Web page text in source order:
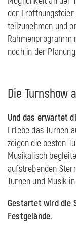
der Eröffnungsfeier
teilzunehmen und
Rahmenprogramm
noch in der
Die Turnshow
Und das erwartet
Erlebe das Turnen
zeigen die besten
Musikalisch
aufstrebenden
Turnen und Musik
Gestartet wird die
Festgelände.